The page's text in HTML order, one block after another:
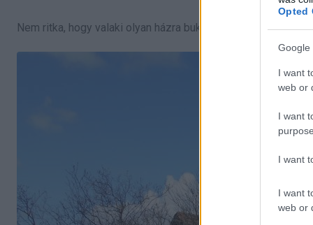
Opted
Google
I want
web or
I want
I want
I want
web or
Nem ritka, hogy valaki olyan házra bukkan, amely már